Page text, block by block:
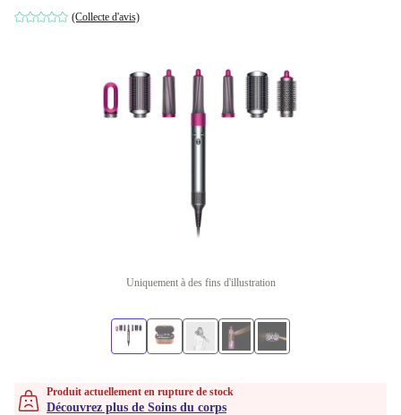
(Collecte d'avis)
Uniquement à des fins d'illustration
Produit actuellement en rupture de stock
Découvrez plus de Soins du corps